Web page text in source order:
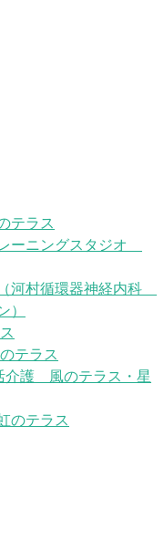
テラス
ーニングスタジオ
河村循環器神経内科
テラス
介護 風のテラス・星
のテラス